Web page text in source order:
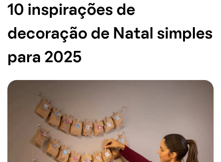
10 inspirações de
decoração de Natal simples
para 2025